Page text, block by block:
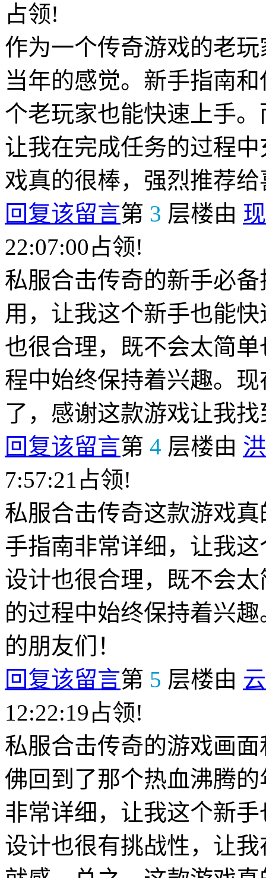
占领!
作为一个传奇游戏的老
当年的感觉。新手指南
个老玩家也能快速上手
让我在完成任务的过程
戏真的很棒，强烈推荐
回复该留言第 3 层楼由
22:07:00占领!
私服合击传奇的新手必
用，让我这个新手也能
也很合理，既不会太简
程中始终保持着兴趣。
了，感谢这款游戏让我
回复该留言第 4 层楼由
7:57:21占领!
私服合击传奇这款游戏
手指南非常详细，让我
设计也很合理，既不会
的过程中始终保持着兴
的朋友们！
回复该留言第 5 层楼由
12:22:19占领!
私服合击传奇的游戏画
佛回到了那个热血沸腾
非常详细，让我这个新
设计也很有挑战性，让